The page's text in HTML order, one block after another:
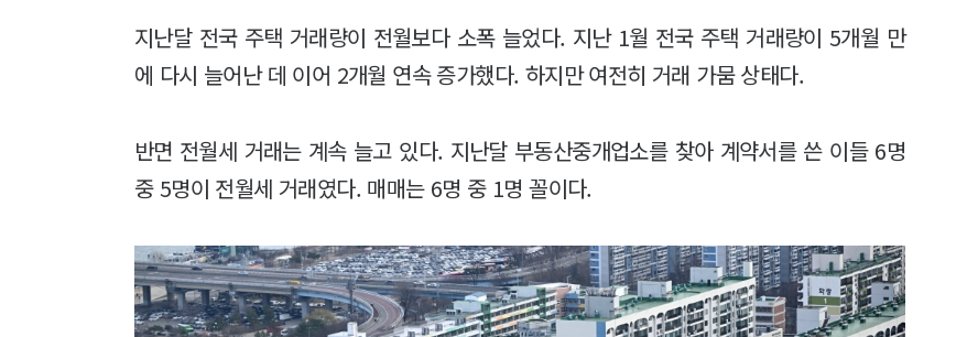
지난달 전국 주택 거래량이 전월보다 소폭 늘었다. 지난 1월 전국 주택 거래량이 5개월 만
에 다시 늘어난 데 이어 2개월 연속 증가했다. 하지만 여전히 거래 가뭄 상태다.
반면 전월세 거래는 계속 늘고 있다. 지난달 부동산중개업소를 찾아 계약서를 쓴 이들 6명
중 5명이 전월세 거래였다. 매매는 6명 중 1명 꼴이다.